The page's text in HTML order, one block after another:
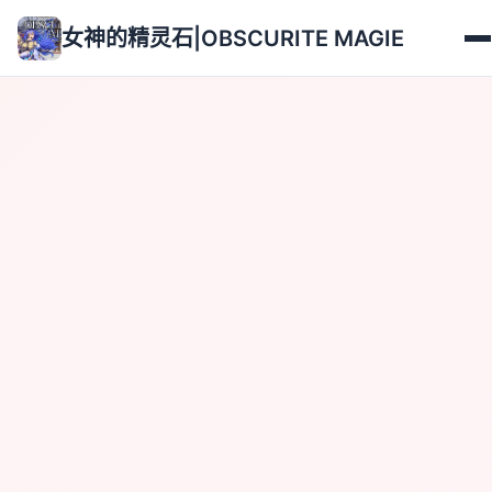
女神的精灵石|OBSCURITE MAGIE